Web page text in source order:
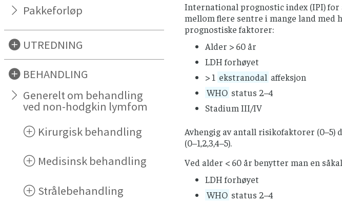
Pakkeforløp
UTREDNING
BEHANDLING
Generelt om behandling
ved non-hodgkin lymfom
Kirurgisk behandling
Medisinsk behandling
Strålebehandling
International prognostic index (IPI)
mellom flere sentre i mange land med
prognostiske faktorer:
Alder > 60 år
LDH forhøyet
> 1 ekstranodal affeksjon
WHO status 2–4
Stadium III/IV
Avhengig av antall risikofaktorer
(0–1,2,3,4–5).
Ved alder < 60 år benytter man en
LDH forhøyet
WHO status 2–4